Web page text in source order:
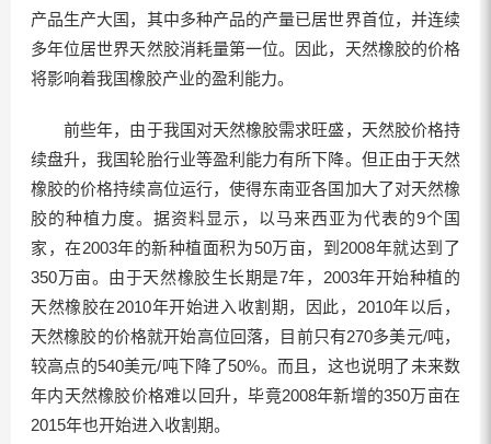
产品生产大国，其中多种产品的产量已居世界首位，并连续
多年位居世界天然胶消耗量第一位。因此，天然橡胶的价格
将影响着我国橡胶产业的盈利能力。
前些年，由于我国对天然橡胶需求旺盛，天然胶价格持
续盘升，我国轮胎行业等盈利能力有所下降。但正由于天然
橡胶的价格持续高位运行，使得东南亚各国加大了对天然橡
胶的种植力度。据资料显示，以马来西亚为代表的9个国
家，在2003年的新种植面积为50万亩，到2008年就达到了
350万亩。由于天然橡胶生长期是7年，2003年开始种植的
天然橡胶在2010年开始进入收割期，因此，2010年以后，
天然橡胶的价格就开始高位回落，目前只有270多美元/吨，
较高点的540美元/吨下降了50%。而且，这也说明了未来数
年内天然橡胶价格难以回升，毕竟2008年新增的350万亩在
2015年也开始进入收割期。